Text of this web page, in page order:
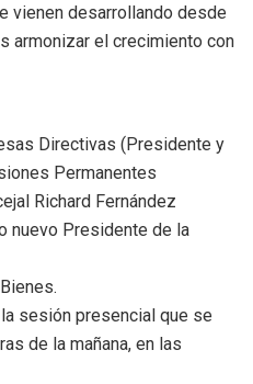
vienen desarrollando desde
armonizar el crecimiento con
Directivas (Presidente y
Permanentes
Richard Fernández
nuevo Presidente de la
sesión presencial que se
de la mañana, en las